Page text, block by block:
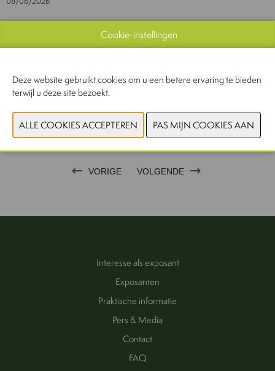
Document
CONTACTEER ONS!
VORIGE VOLGENDE
Interesse als exposant
Exposanten
Praktische informatie
Pers & Media
Contact
FAQ
Cookie-instellingen
Deze website gebruikt cookies om u een betere ervaring te bieden
terwijl u deze site bezoekt.